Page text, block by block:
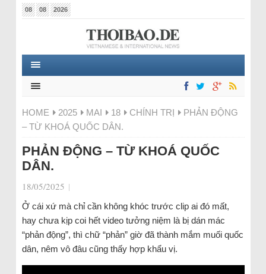
08 08 2026
HOME 2025 MAI 18 CHÍNH TRỊ
PHẢN ĐỘNG
– TỪ KHOÁ QUỐC DÂN.
PHẢN ĐỘNG – TỪ KHOÁ QUỐC
DÂN.
18/05/2025 |
Ở cái xứ mà chỉ cần không khóc trước clip ai đó mất,
hay chưa kịp coi hết video tưởng niệm là bị dán mác
“phản động”, thì chữ “phản” giờ đã thành mắm muối quốc
dân, nêm vô đâu cũng thấy hợp khẩu vị.